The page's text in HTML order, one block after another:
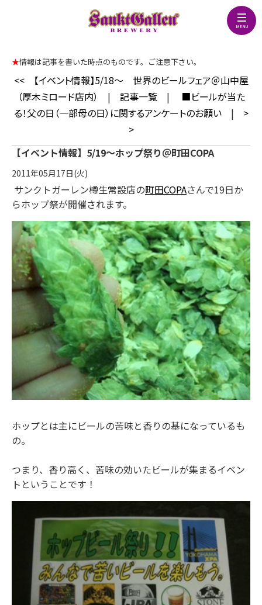
★情報は記事を書いた時点のものです。ご注意下さい。
<<
【イベント情報】5/18～ 世界のビールフェア＠山中屋
（厚木ミロード店内）
| 記事一覧|
■ビールが当た
る！父の日（一部母の日）に関するアンケートのお願い| >
>
【イベント情報】5/19～ホップ祭り＠町田COPA
2011年05月17日(火)
サンクトガーレン樽生常設店の町田COPAさんで19日か
らホップ祭が開催されます。
ホップとは主にビールの苦味と香りの基になっているも
の。
つまり、香り高く、苦味の効いたビールが集まるイベン
トということです！